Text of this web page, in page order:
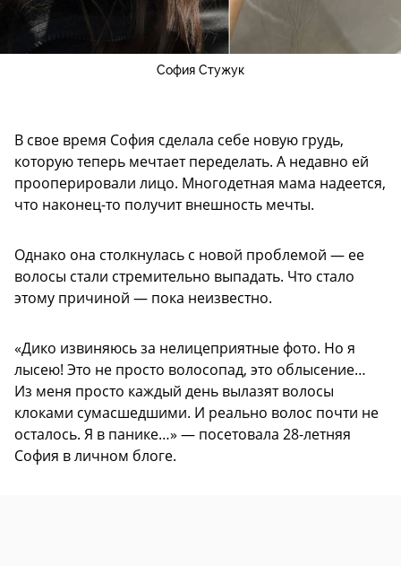
София Стужук
В свое время София сделала себе новую грудь,
которую теперь мечтает переделать. А недавно ей
прооперировали лицо. Многодетная мама надеется,
что наконец-то получит внешность мечты.
Однако она столкнулась с новой проблемой — ее
волосы стали стремительно выпадать. Что стало
этому причиной — пока неизвестно.
«Дико извиняюсь за нелицеприятные фото. Но я
лысею! Это не просто волосопад, это облысение…
Из меня просто каждый день вылазят волосы
клоками сумасшедшими. И реально волос почти не
осталось. Я в панике…» — посетовала 28-летняя
София в личном блоге.